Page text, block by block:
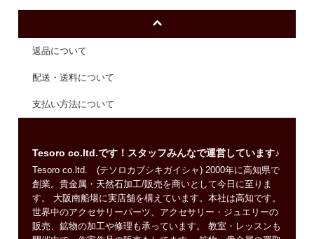
返品について
配送・送料について
支払い方法について
Tesoro co.ltd.です！スタッフみんなで運営しています♪
Tesoro co.ltd. (テソロカブシキガイシャ) 2000年に高知県で
創業。貴金属・天然石加工/販売を商いとして今日に至りま
す。 大阪南船場に実店舗を構えています。本社は高知です。
世界中のアクセサリーパーツ、アクセサリー・ジュエリーの
販売、鉱物の加工や修理も承っています。 教室・レッスンも